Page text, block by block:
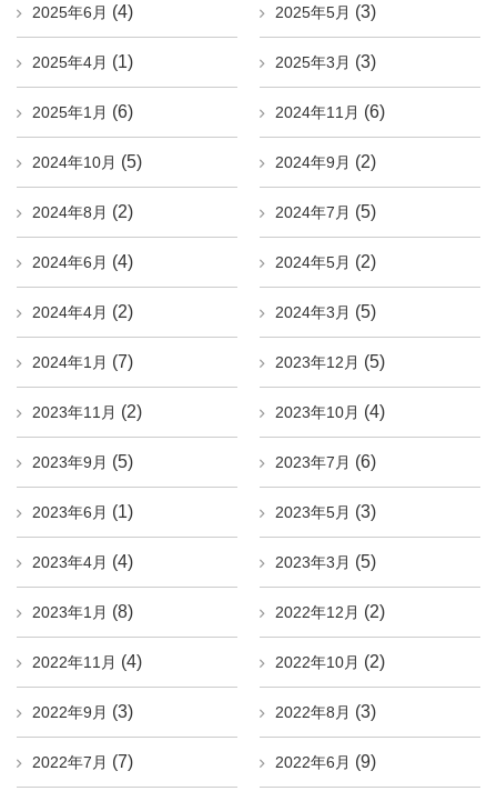
2025年6月 (4) 2025年5月 (3)
2025年4月 (1) 2025年3月 (3)
2025年1月 (6) 2024年11月 (6)
2024年10月 (5) 2024年9月 (2)
2024年8月 (2) 2024年7月 (5)
2024年6月 (4) 2024年5月 (2)
2024年4月 (2) 2024年3月 (5)
2024年1月 (7) 2023年12月 (5)
2023年11月 (2) 2023年10月 (4)
2023年9月 (5) 2023年7月 (6)
2023年6月 (1) 2023年5月 (3)
2023年4月 (4) 2023年3月 (5)
2023年1月 (8) 2022年12月 (2)
2022年11月 (4) 2022年10月 (2)
2022年9月 (3) 2022年8月 (3)
2022年7月 (7) 2022年6月 (9)